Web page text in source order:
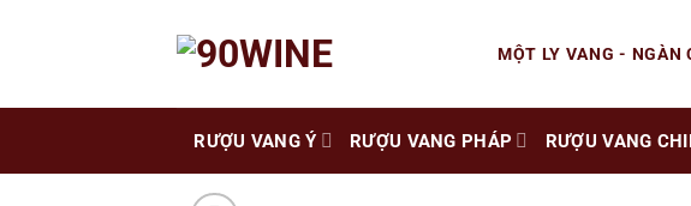
MỘT LY VANG - NGÀN
RƯỢU VANG Ý RƯỢU VANG PHÁP RƯỢU VANG